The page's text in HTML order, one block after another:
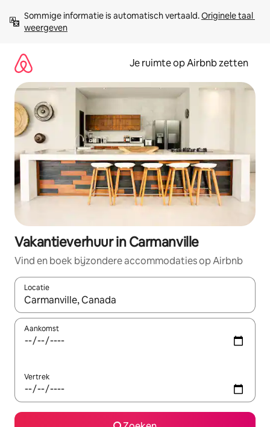
direct
naar
Sommige informatie is automatisch vertaald. Originele taal
weergeven
Je ruimte op Airbnb zetten
Vakantieverhuur in Carmanville
Vind en boek bijzondere accommodaties op Airbnb
Locatie
Wanneer er suggesties beschikbaar zijn, maak je een keuze
Aankomst
Vertrek